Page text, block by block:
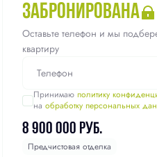
забронирована
Оставьте телефон и мы
квартиру
Принимаю политику
на обработку персональных
8 900 000 руб.
Предчистовая отделка